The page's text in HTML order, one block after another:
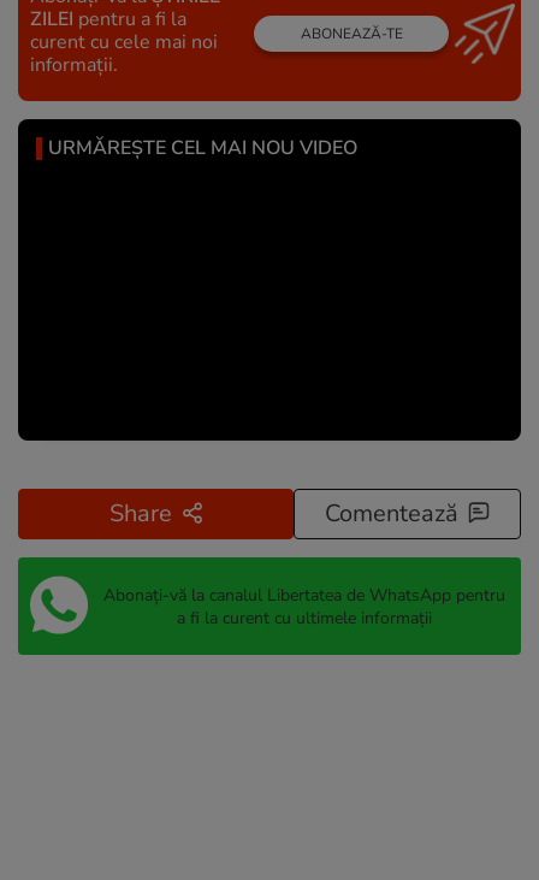
ZILEI pentru a fi la
curent cu cele mai noi
informații.
ABONEAZĂ-TE
URMĂREȘTE CEL MAI NOU VIDEO
Share Comentează
Abonați-vă la canalul Libertatea de WhatsApp pentru
a fi la curent cu ultimele informații